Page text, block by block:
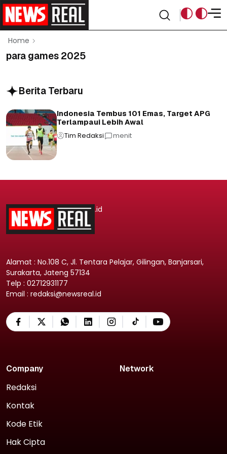
Home
para games 2025
Berita Terbaru
Indonesia Tembus 101 Emas, Target APG
Terlampaui Lebih Awal
Tim Redaksi menit
.id
Alamat : No.108 C, Jl. Tentara Pelajar, Gilingan, Banjarsari,
Surakarta, Jateng 57134
Telp : 02712931177
Email : redaksi@newsreal.id
Company
Redaksi
Kontak
Kode Etik
Hak Cipta
Network